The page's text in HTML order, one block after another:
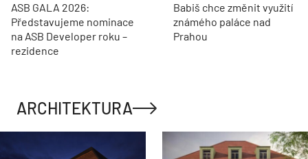
ASB GALA 2026:
Představujeme nominace
na ASB Developer roku –
rezidence
Babiš chce změnit využití
známého paláce nad
Prahou
ARCHITEKTURA